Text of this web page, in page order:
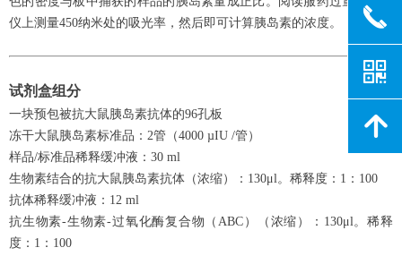
仪上测量450纳米处的吸光率，然后即可计算胰岛素的浓度。
试剂盒组分
一块预包被抗大鼠胰岛素抗体的96孔板
冻干大鼠胰岛素标准品：2管（4000 µIU /管）
样品/标准品稀释缓冲液：30 ml
生物素结合的抗大鼠胰岛素抗体（浓缩）：130μl。稀释度：1：100
抗体稀释缓冲液：12 ml
抗生物素-生物素-过氧化酶复合物（ABC）（浓缩）：130μl。稀释
度：1：100
끅
낃
녕